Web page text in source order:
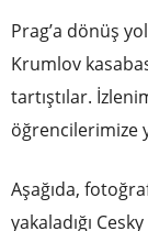
Prag’a dönüş
Krumlov
tartıştılar.
öğrencilerimize
Aşağıda,
yakaladığı